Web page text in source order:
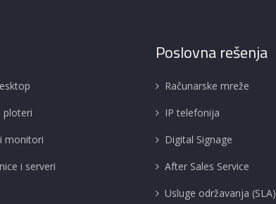
ploteri
monitori
i serveri
Poslovna rešenja
Računarske mreže
IP telefonija
Digital Signage
After Sales Service
Usluge održavanja (SLA)